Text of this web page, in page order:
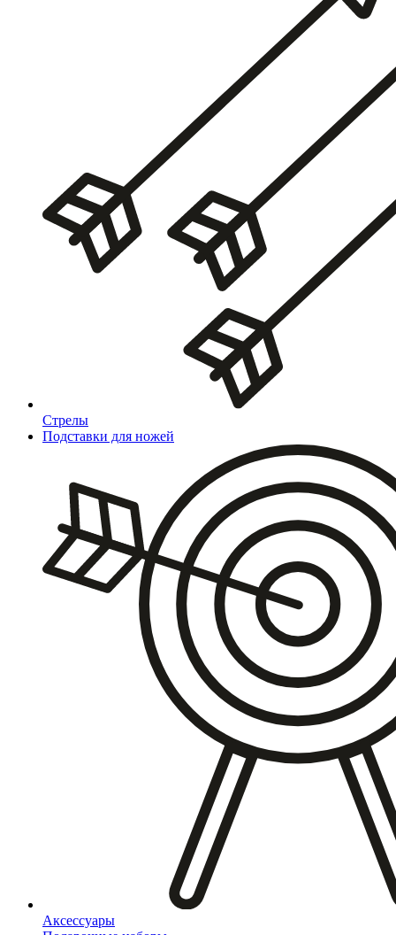
Стрелы
Подставки для ножей
Аксессуары